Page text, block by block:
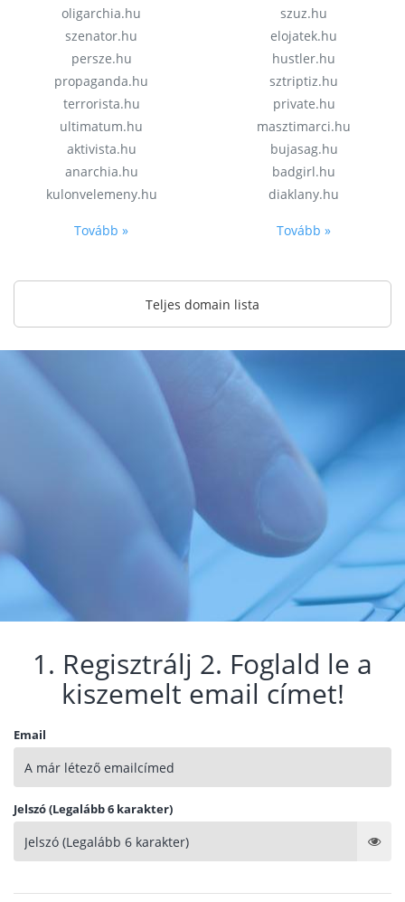
oligarchia.hu
szenator.hu
persze.hu
propaganda.hu
terrorista.hu
ultimatum.hu
aktivista.hu
anarchia.hu
kulonvelemeny.hu
Tovább »
szuz.hu
elojatek.hu
hustler.hu
sztriptiz.hu
private.hu
masztimarci.hu
bujasag.hu
badgirl.hu
diaklany.hu
Tovább »
Teljes domain lista
1. Regisztrálj 2. Foglald le a
kiszemelt email címet!
Email
Jelszó (Legalább 6 karakter)